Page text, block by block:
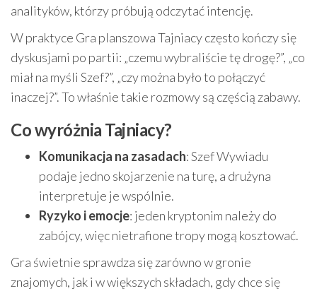
analityków, którzy próbują odczytać intencję.
W praktyce Gra planszowa Tajniacy często kończy się
dyskusjami po partii: „czemu wybraliście tę drogę?”, „co
miał na myśli Szef?”, „czy można było to połączyć
inaczej?”. To właśnie takie rozmowy są częścią zabawy.
Co wyróżnia Tajniacy?
Komunikacja na zasadach: Szef Wywiadu
podaje jedno skojarzenie na turę, a drużyna
interpretuje je wspólnie.
Ryzyko i emocje: jeden kryptonim należy do
zabójcy, więc nietrafione tropy mogą kosztować.
Gra świetnie sprawdza się zarówno w gronie
znajomych, jak i w większych składach, gdy chce się